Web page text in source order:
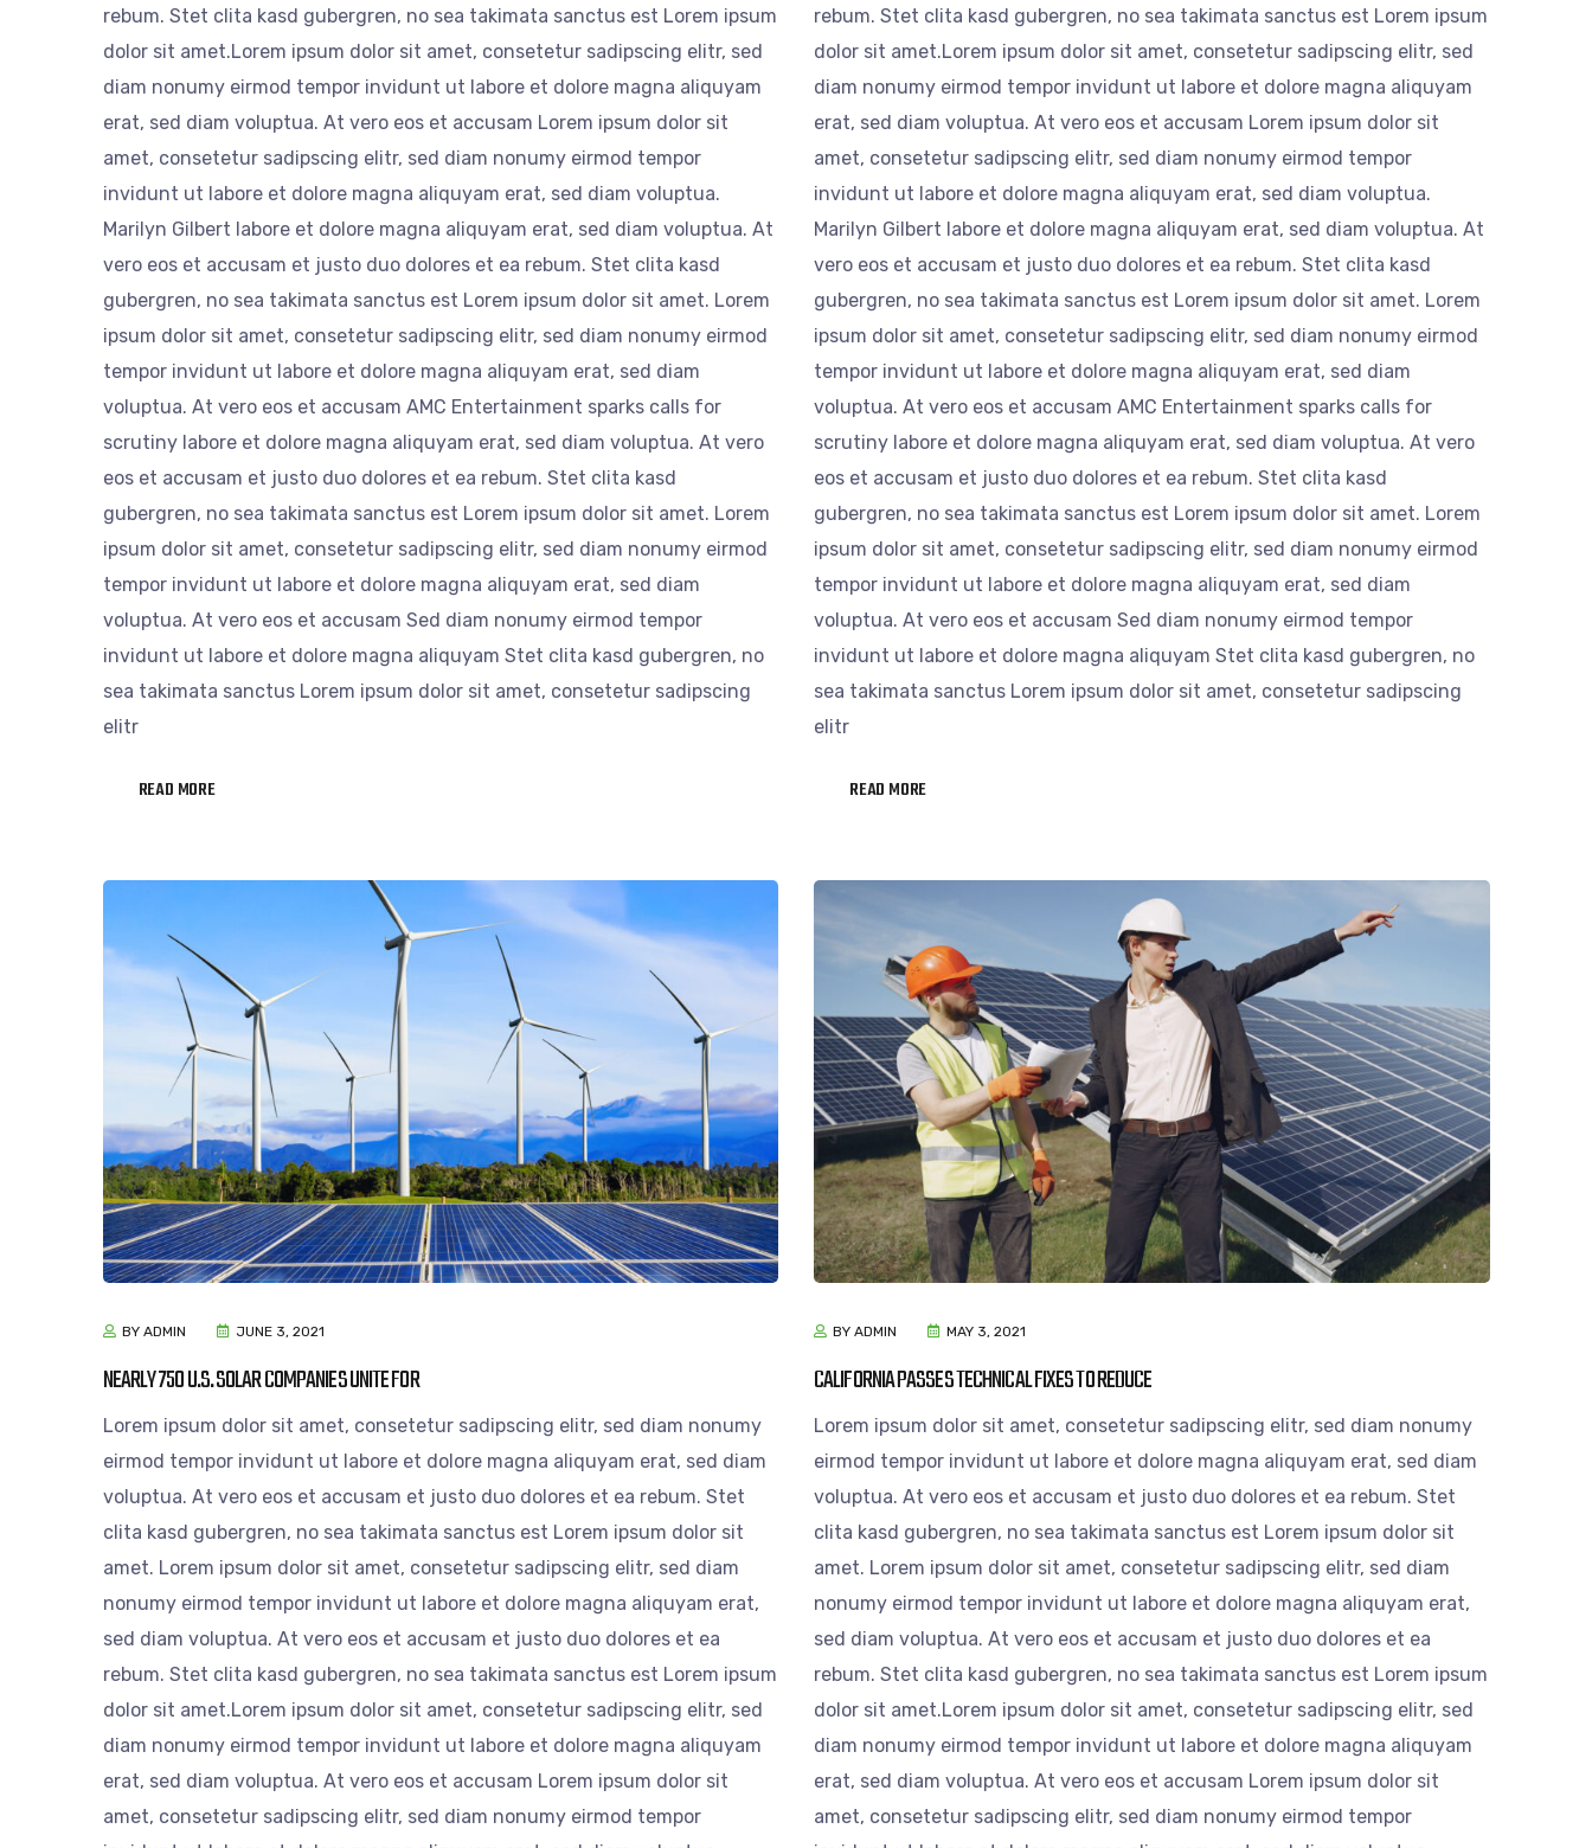
rebum. Stet clita kasd gubergren, no sea takimata sanctus est Lorem ipsum
dolor sit amet.Lorem ipsum dolor sit amet, consetetur sadipscing elitr, sed
diam nonumy eirmod tempor invidunt ut labore et dolore magna aliquyam
erat, sed diam voluptua. At vero eos et accusam Lorem ipsum dolor sit
amet, consetetur sadipscing elitr, sed diam nonumy eirmod tempor
invidunt ut labore et dolore magna aliquyam erat, sed diam voluptua.
Marilyn Gilbert labore et dolore magna aliquyam erat, sed diam voluptua. At
vero eos et accusam et justo duo dolores et ea rebum. Stet clita kasd
gubergren, no sea takimata sanctus est Lorem ipsum dolor sit amet. Lorem
ipsum dolor sit amet, consetetur sadipscing elitr, sed diam nonumy eirmod
tempor invidunt ut labore et dolore magna aliquyam erat, sed diam
voluptua. At vero eos et accusam AMC Entertainment sparks calls for
scrutiny labore et dolore magna aliquyam erat, sed diam voluptua. At vero
eos et accusam et justo duo dolores et ea rebum. Stet clita kasd
gubergren, no sea takimata sanctus est Lorem ipsum dolor sit amet. Lorem
ipsum dolor sit amet, consetetur sadipscing elitr, sed diam nonumy eirmod
tempor invidunt ut labore et dolore magna aliquyam erat, sed diam
voluptua. At vero eos et accusam Sed diam nonumy eirmod tempor
invidunt ut labore et dolore magna aliquyam Stet clita kasd gubergren, no
sea takimata sanctus Lorem ipsum dolor sit amet, consetetur sadipscing
elitr
READ MORE
rebum. Stet clita kasd gubergren, no sea takimata sanctus est Lorem ipsum
dolor sit amet.Lorem ipsum dolor sit amet, consetetur sadipscing elitr, sed
diam nonumy eirmod tempor invidunt ut labore et dolore magna aliquyam
erat, sed diam voluptua. At vero eos et accusam Lorem ipsum dolor sit
amet, consetetur sadipscing elitr, sed diam nonumy eirmod tempor
invidunt ut labore et dolore magna aliquyam erat, sed diam voluptua.
Marilyn Gilbert labore et dolore magna aliquyam erat, sed diam voluptua. At
vero eos et accusam et justo duo dolores et ea rebum. Stet clita kasd
gubergren, no sea takimata sanctus est Lorem ipsum dolor sit amet. Lorem
ipsum dolor sit amet, consetetur sadipscing elitr, sed diam nonumy eirmod
tempor invidunt ut labore et dolore magna aliquyam erat, sed diam
voluptua. At vero eos et accusam AMC Entertainment sparks calls for
scrutiny labore et dolore magna aliquyam erat, sed diam voluptua. At vero
eos et accusam et justo duo dolores et ea rebum. Stet clita kasd
gubergren, no sea takimata sanctus est Lorem ipsum dolor sit amet. Lorem
ipsum dolor sit amet, consetetur sadipscing elitr, sed diam nonumy eirmod
tempor invidunt ut labore et dolore magna aliquyam erat, sed diam
voluptua. At vero eos et accusam Sed diam nonumy eirmod tempor
invidunt ut labore et dolore magna aliquyam Stet clita kasd gubergren, no
sea takimata sanctus Lorem ipsum dolor sit amet, consetetur sadipscing
elitr
READ MORE
BY ADMIN JUNE 3, 2021
NEARLY 750 U.S. SOLAR COMPANIES UNITE FOR
Lorem ipsum dolor sit amet, consetetur sadipscing elitr, sed diam nonumy
eirmod tempor invidunt ut labore et dolore magna aliquyam erat, sed diam
voluptua. At vero eos et accusam et justo duo dolores et ea rebum. Stet
clita kasd gubergren, no sea takimata sanctus est Lorem ipsum dolor sit
amet. Lorem ipsum dolor sit amet, consetetur sadipscing elitr, sed diam
nonumy eirmod tempor invidunt ut labore et dolore magna aliquyam erat,
sed diam voluptua. At vero eos et accusam et justo duo dolores et ea
rebum. Stet clita kasd gubergren, no sea takimata sanctus est Lorem ipsum
dolor sit amet.Lorem ipsum dolor sit amet, consetetur sadipscing elitr, sed
diam nonumy eirmod tempor invidunt ut labore et dolore magna aliquyam
erat, sed diam voluptua. At vero eos et accusam Lorem ipsum dolor sit
amet, consetetur sadipscing elitr, sed diam nonumy eirmod tempor
BY ADMIN MAY 3, 2021
CALIFORNIA PASSES TECHNICAL FIXES TO REDUCE
Lorem ipsum dolor sit amet, consetetur sadipscing elitr, sed diam nonumy
eirmod tempor invidunt ut labore et dolore magna aliquyam erat, sed diam
voluptua. At vero eos et accusam et justo duo dolores et ea rebum. Stet
clita kasd gubergren, no sea takimata sanctus est Lorem ipsum dolor sit
amet. Lorem ipsum dolor sit amet, consetetur sadipscing elitr, sed diam
nonumy eirmod tempor invidunt ut labore et dolore magna aliquyam erat,
sed diam voluptua. At vero eos et accusam et justo duo dolores et ea
rebum. Stet clita kasd gubergren, no sea takimata sanctus est Lorem ipsum
dolor sit amet.Lorem ipsum dolor sit amet, consetetur sadipscing elitr, sed
diam nonumy eirmod tempor invidunt ut labore et dolore magna aliquyam
erat, sed diam voluptua. At vero eos et accusam Lorem ipsum dolor sit
amet, consetetur sadipscing elitr, sed diam nonumy eirmod tempor